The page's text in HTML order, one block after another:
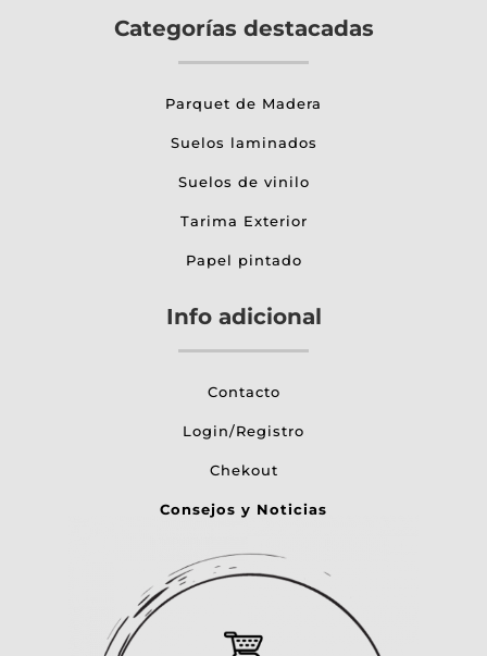
Categorías destacadas
Parquet de Madera
Suelos laminados
Suelos de vinilo
Tarima Exterior
Papel pintado
Info adicional
Contacto
Login/Registro
Chekout
Consejos y Noticias